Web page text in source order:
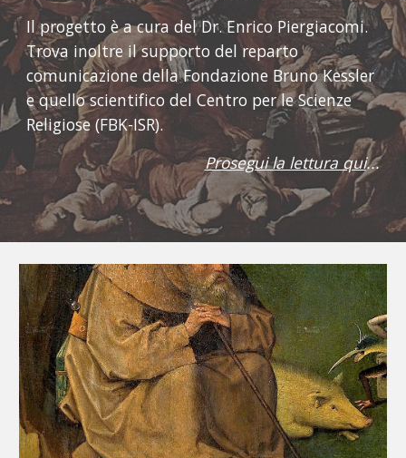
Il progetto è
a cura del Dr. Enrico Piergiacomi.
Trova inoltre il supporto del reparto
comunicazione della Fondazione Bruno Kessler
e quello scientifico del Centro per le Scienze
Religiose (FBK-ISR).
Prosegui la lettura qui...